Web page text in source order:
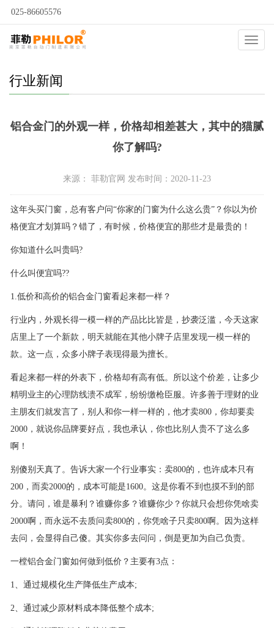
025-86605576
自动门
行业新闻
铝合金门的外观一样，价格却相差甚大，其中的猫腻
你了解吗?
来源： 菲勒官网 发布时间：2020-11-23
这年头买门窗，总有客户问“你家的门窗为什么这么贵”？你以为价
格便宜才划算吗？错了，有时候，价格便宜的那些才是最贵的！
你知道什么叫贵吗?
什么叫便宜吗??
1.低价和高价的铝合金门窗看起来都一样？
行业内，外观长得一模一样的产品比比皆是，抄袭泛滥，今天这家
店里上了一个新款，明天就能在其他小牌子店里发现一模一样的
款。这一点，众多小牌子表现得最为擅长。
看起来都一样的外表下，价格却有高有低。所以这个价差，让多少
精明业主的心理防线溃不成军，纷纷缴枪臣服。许多善于理财的业
主朋友们就发言了，别人和你一样一样的，他才卖800，你却要卖
2000，就说你品牌要好点，我也承认，你也比别人贵不了这么多
啊！
别傻别天真了。告诉大家一个行业事实：卖800的，也许成本只有
200，而卖2000的，成本可能是1600。这是你看不到也摸不到的部
分。请问，谁是暴利？谁赚你多？谁赚你少？你就只会想你凭啥卖
2000啊，而永远不去质问卖800的，你凭啥子只卖800啊。因为这样
去问，会显得自己傻。其实你多去问问，倒是更加为自己负责。
一樘铝合金门窗如何做到低价？主要有3点：
1、通过规模化生产降低生产成本;
2、通过减少原材料成本降低整个成本;